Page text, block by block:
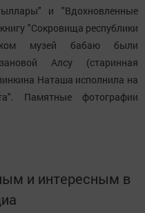
и "Вдохновленные
"Сокровища республики
музей бабаю были
Алсу (старинная
Наташа исполнила на
Памятные фотографии
и интересным в